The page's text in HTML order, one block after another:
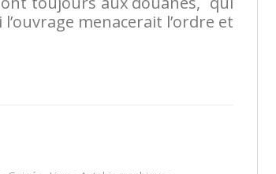
menacerait l’ordre et